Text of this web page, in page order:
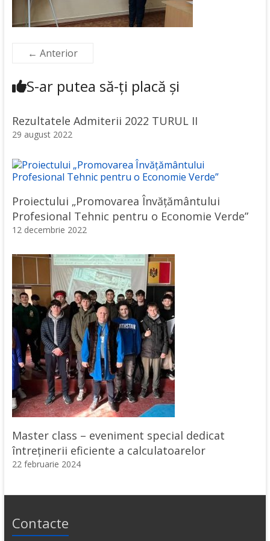
← Anterior
S-ar putea să-ți placă și
Rezultatele Admiterii 2022 TURUL II
29 august 2022
Proiectului „Promovarea Învățământului
Profesional Tehnic pentru o Economie Verde”
12 decembrie 2022
Master class – eveniment special dedicat
întreținerii eficiente a calculatoarelor
22 februarie 2024
Contacte